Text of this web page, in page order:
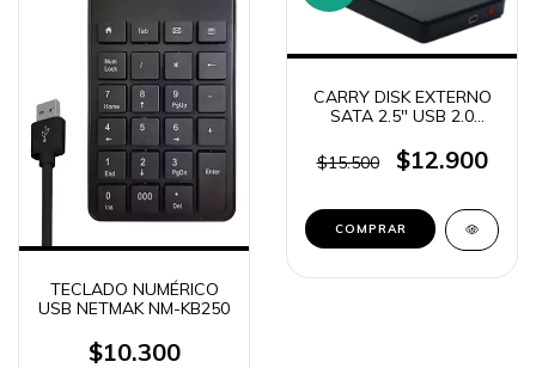
TECLADO NUMÉRICO
USB NETMAK NM-KB250
$10.300
CARRY DISK EXTERNO
SATA 2.5" USB 2.0
$15.500
$12.900